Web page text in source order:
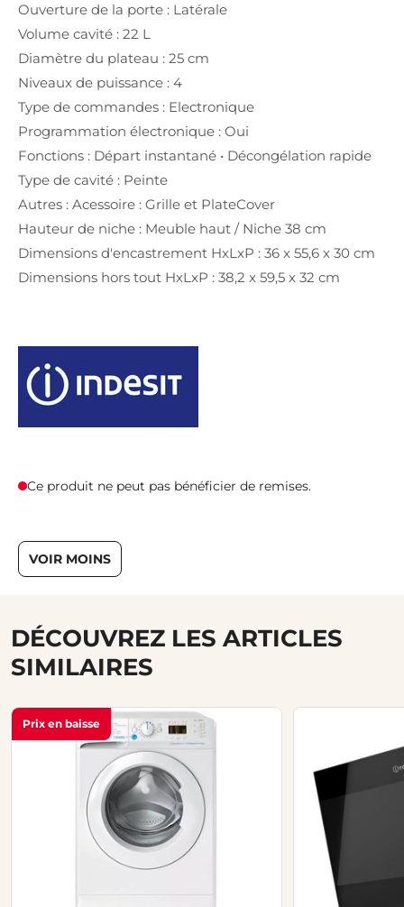
Ouverture de la porte : Latérale
Volume cavité : 22 L
Diamètre du plateau : 25 cm
Niveaux de puissance : 4
Type de commandes : Electronique
Programmation électronique : Oui
Fonctions : Départ instantané • Décongélation rapide
Type de cavité : Peinte
Autres : Acessoire : Grille et PlateCover
Hauteur de niche : Meuble haut / Niche 38 cm
Dimensions d'encastrement HxLxP : 36 x 55,6 x 30 cm
Dimensions hors tout HxLxP : 38,2 x 59,5 x 32 cm
Ce produit ne peut pas bénéficier de remises.
VOIR MOINS
DÉCOUVREZ LES ARTICLES
SIMILAIRES
Prix en baisse